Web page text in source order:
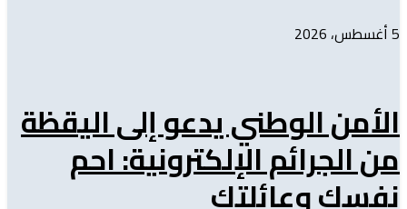
5 أغسطس، 2026
الأمن الوطني يدعو إلى اليقظة
من الجرائم الإلكترونية: احم
نفسك وعائلتك